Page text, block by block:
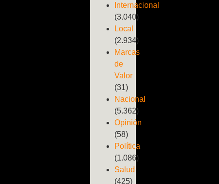
Internacional
(3.040)
Local
(2.934)
Marcas
de
Valor
(31)
Nacional
(5.362)
Opinión
(58)
Política
(1.086)
Salud
(425)